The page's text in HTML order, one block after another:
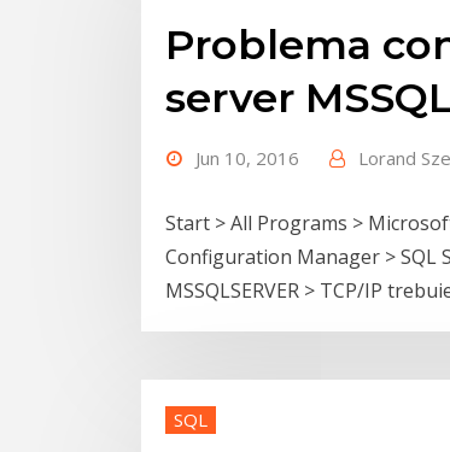
Problema
server
Jun 10, 2016 Lorand
Start > All Programs >
Configuration Manager >
MSSQLSERVER > TCP/IP
SQL